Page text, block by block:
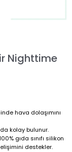
Nighttime
hava dolaşımını
kolay bulunur.
gıda sınıfı silikon
destekler.